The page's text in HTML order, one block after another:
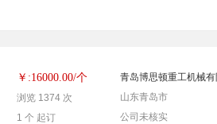
￥:16000.00/个
浏览 1374 次
1 个 起订
青岛博思顿重工机械有
山东青岛市
公司未核实